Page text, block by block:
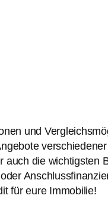
und
auch die wichtigsten
für eure Immobilie!